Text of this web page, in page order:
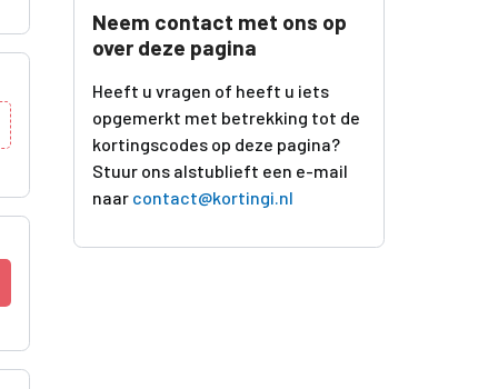
Neem contact met ons op
over deze pagina
Heeft u vragen of heeft u iets
opgemerkt met betrekking tot de
kortingscodes op deze pagina?
Stuur ons alstublieft een e-mail
naar contact@kortingi.nl